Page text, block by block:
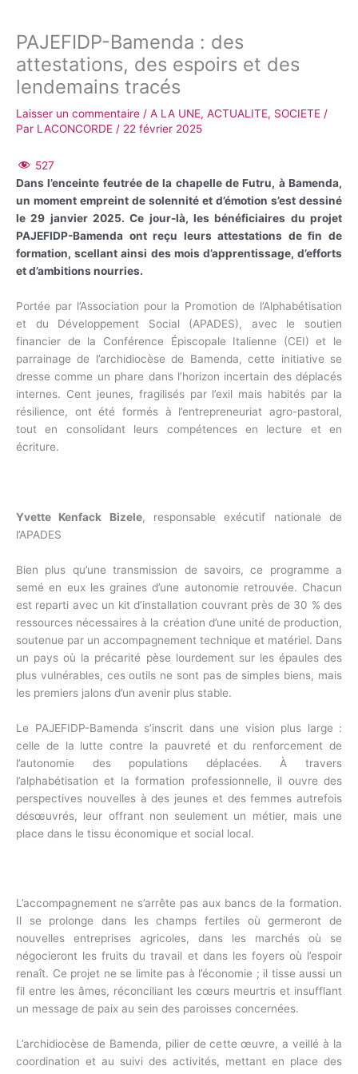
PAJEFIDP-Bamenda : des
attestations, des espoirs et des
lendemains tracés
Laisser un commentaire / A LA UNE, ACTUALITE, SOCIETE /
Par LACONCORDE / 22 février 2025
527
Dans l’enceinte feutrée de la chapelle de Futru, à Bamenda,
un moment empreint de solennité et d’émotion s’est dessiné
le 29 janvier 2025. Ce jour-là, les bénéficiaires du projet
PAJEFIDP-Bamenda ont reçu leurs attestations de fin de
formation, scellant ainsi des mois d’apprentissage, d’efforts
et d’ambitions nourries.
Portée par l’Association pour la Promotion de l’Alphabétisation
et du Développement Social (APADES), avec le soutien
financier de la Conférence Épiscopale Italienne (CEI) et le
parrainage de l’archidiocèse de Bamenda, cette initiative se
dresse comme un phare dans l’horizon incertain des déplacés
internes. Cent jeunes, fragilisés par l’exil mais habités par la
résilience, ont été formés à l’entrepreneuriat agro-pastoral,
tout en consolidant leurs compétences en lecture et en
écriture.
Yvette Kenfack Bizele, responsable exécutif nationale de
l’APADES
Bien plus qu’une transmission de savoirs, ce programme a
semé en eux les graines d’une autonomie retrouvée. Chacun
est reparti avec un kit d’installation couvrant près de 30 % des
ressources nécessaires à la création d’une unité de production,
soutenue par un accompagnement technique et matériel. Dans
un pays où la précarité pèse lourdement sur les épaules des
plus vulnérables, ces outils ne sont pas de simples biens, mais
les premiers jalons d’un avenir plus stable.
Le PAJEFIDP-Bamenda s’inscrit dans une vision plus large :
celle de la lutte contre la pauvreté et du renforcement de
l’autonomie des populations déplacées. À travers
l’alphabétisation et la formation professionnelle, il ouvre des
perspectives nouvelles à des jeunes et des femmes autrefois
désœuvrés, leur offrant non seulement un métier, mais une
place dans le tissu économique et social local.
L’accompagnement ne s’arrête pas aux bancs de la formation.
Il se prolonge dans les champs fertiles où germeront de
nouvelles entreprises agricoles, dans les marchés où se
négocieront les fruits du travail et dans les foyers où l’espoir
renaît. Ce projet ne se limite pas à l’économie ; il tisse aussi un
fil entre les âmes, réconciliant les cœurs meurtris et insufflant
un message de paix au sein des paroisses concernées.
L’archidiocèse de Bamenda, pilier de cette œuvre, a veillé à la
coordination et au suivi des activités, mettant en place des